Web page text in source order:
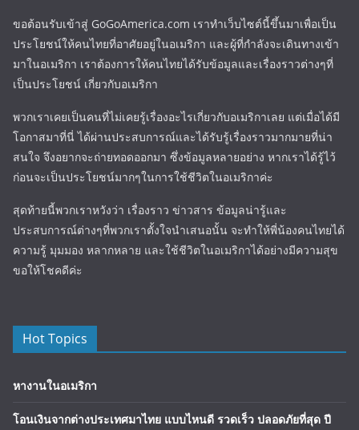
ขอต้อนรับเข้าสู่ GoGoAmerica.com เราทำเว็บไซต์นี้ขึ้นมาเพื่อเป็น
ประโยชน์ให้คนไทยที่อาศัยอยู่ในอเมริกา และผู้ที่กำลังจะเดินทางเข้า
มาในอเมริกา เราต้องการให้คนไทยได้รับข้อมูลและเรื่องราวต่างๆที่
เป็นประโยชน์ เกี่ยวกับอเมริกา
พวกเราเคยเป็นคนที่ไม่เคยรู้เรื่องอะไรเกี่ยวกับอเมริกาเลย แต่เมื่อได้มี
โอกาสมาที่นี่ ได้ผ่านประสบการณ์และได้รับรู้เรื่องราวมากมายที่น่า
สนใจ จึงอยากจะถ่ายทอดออกมา ซึ่งข้อมูลหลายอย่าง หากเราได้รู้ไว้
ก่อนจะเป็นประโยชน์มากๆในการใช้ชีวิตในอเมริกาค่ะ
สุดท้ายนี้พวกเราหวังว่า เรื่องราว ข่าวสาร ข้อมูลน่ารู้และ
ประสบการณ์ต่างๆที่พวกเราตั้งใจนำเสนอนั้น จะทำให้พี่น้องคนไทยได้
ความรู้ มุมมอง หลากหลาย และใช้ชีวิตในอเมริกาได้อย่างมีความสุข
ขอให้โชคดีค่ะ
Hot Topics
หางานในอเมริกา
โอนเงินจากต่างประเทศมาไทย แบบไหนดี รวดเร็ว ปลอดภัยที่สุด ปี